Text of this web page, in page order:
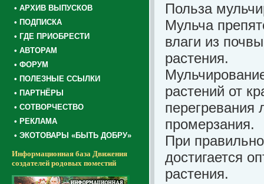
• АРХИВ ВЫПУСКОВ
• ПОДПИСКА
• ГДЕ ПРИОБРЕСТИ
• АВТОРАМ
• ФОРУМ
• ПОЛЕЗНЫЕ ССЫЛКИ
• ПАРТНЁРЫ
• СОТВОРЧЕСТВО
• РЕКЛАМА
• ЭКОТОВАРЫ «БЫТЬ ДОБРУ»
Информационная база Движения
создателей родовых поместий
Польза
Мульча
влаги из
растения.
растений от
перегревания
промерзания.
При
достигается
растения.